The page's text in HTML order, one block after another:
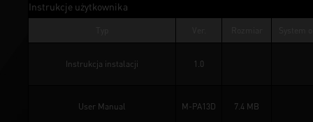
Instrukcje użytkownika
Instrukcja instalacji 1.0
User Manual M-PA13D 7.4 MB